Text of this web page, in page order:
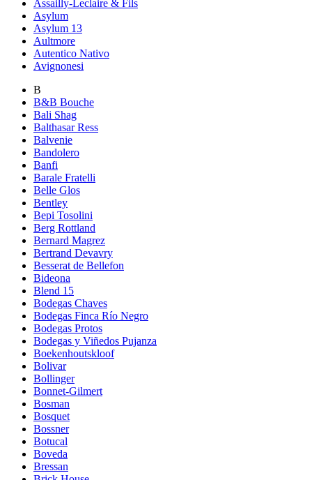
Assailly-Leclaire & Fils
Asylum
Asylum 13
Aultmore
Autentico Nativo
Avignonesi
B
B&B Bouche
Bali Shag
Balthasar Ress
Balvenie
Bandolero
Banfi
Barale Fratelli
Belle Glos
Bentley
Bepi Tosolini
Berg Rottland
Bernard Magrez
Bertrand Devavry
Besserat de Bellefon
Bideona
Blend 15
Bodegas Chaves
Bodegas Finca Río Negro
Bodegas Protos
Bodegas y Viñedos Pujanza
Boekenhoutskloof
Bolivar
Bollinger
Bonnet-Gilmert
Bosman
Bosquet
Bossner
Botucal
Boveda
Bressan